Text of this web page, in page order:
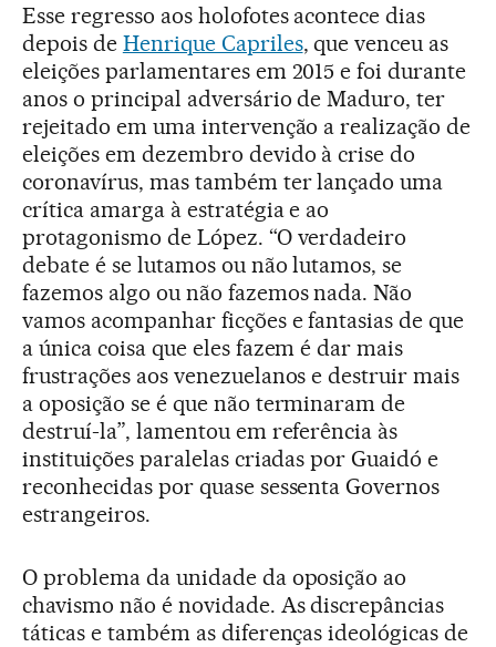
Esse regresso aos holofotes acontece dias
depois de Henrique Capriles, que venceu as
eleições parlamentares em 2015 e foi durante
anos o principal adversário de Maduro, ter
rejeitado em uma intervenção a realização de
eleições em dezembro devido à crise do
coronavírus, mas também ter lançado uma
crítica amarga à estratégia e ao
protagonismo de López. “O verdadeiro
debate é se lutamos ou não lutamos, se
fazemos algo ou não fazemos nada. Não
vamos acompanhar ficções e fantasias de que
a única coisa que eles fazem é dar mais
frustrações aos venezuelanos e destruir mais
a oposição se é que não terminaram de
destruí-la”, lamentou em referência às
instituições paralelas criadas por Guaidó e
reconhecidas por quase sessenta Governos
estrangeiros.
O problema da unidade da oposição ao
chavismo não é novidade. As discrepâncias
táticas e também as diferenças ideológicas de